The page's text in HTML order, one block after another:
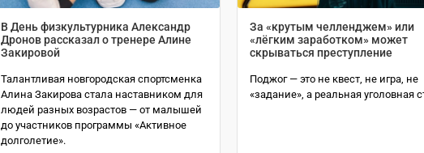
В День физкультурника Александр
Дронов рассказал о тренере Алине
Закировой
Талантливая новгородская спортсменка
Алина Закирова стала наставником для
людей разных возрастов — от малышей
до участников программы «Активное
долголетие».
За «крутым челленджем» или
«лёгким заработком» может
скрываться преступление
Поджог — это не квест, не игра, не
«задание», а реальная уголовная